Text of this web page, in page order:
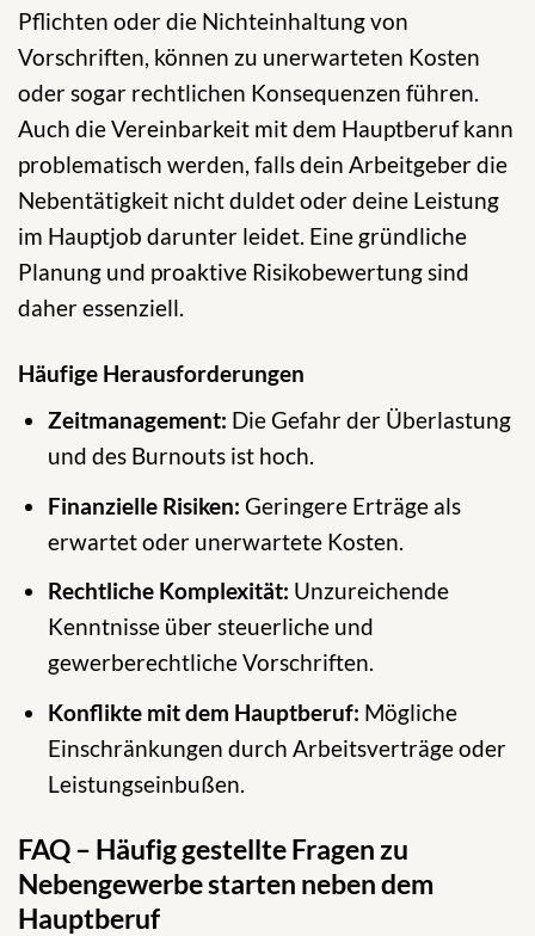
Pflichten oder die Nichteinhaltung von
Vorschriften, können zu unerwarteten Kosten
oder sogar rechtlichen Konsequenzen führen.
Auch die Vereinbarkeit mit dem Hauptberuf kann
problematisch werden, falls dein Arbeitgeber die
Nebentätigkeit nicht duldet oder deine Leistung
im Hauptjob darunter leidet. Eine gründliche
Planung und proaktive Risikobewertung sind
daher essenziell.
Häufige Herausforderungen
Zeitmanagement: Die Gefahr der Überlastung
und des Burnouts ist hoch.
Finanzielle Risiken: Geringere Erträge als
erwartet oder unerwartete Kosten.
Rechtliche Komplexität: Unzureichende
Kenntnisse über steuerliche und
gewerberechtliche Vorschriften.
Konflikte mit dem Hauptberuf: Mögliche
Einschränkungen durch Arbeitsverträge oder
Leistungseinbußen.
FAQ – Häufig gestellte Fragen zu
Nebengewerbe starten neben dem
Hauptberuf